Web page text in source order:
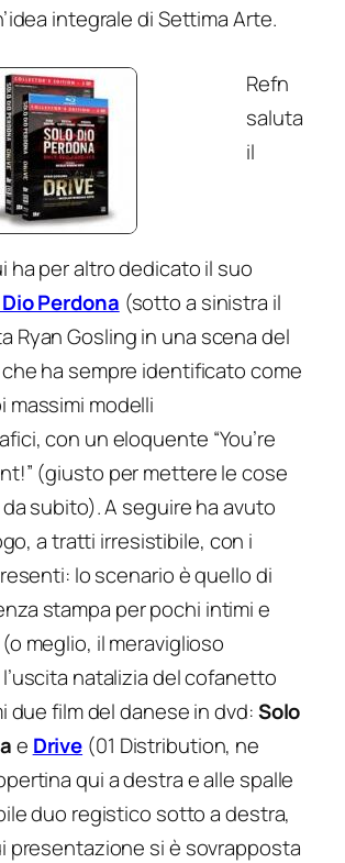
integrale di Settima Arte.
Refn
saluta
il
ha per altro dedicato il suo
Perdona (sotto a sinistra il
Ryan Gosling in una scena del
che ha sempre identificato come
massimi modelli
con un eloquente “You’re
(giusto per mettere le cose
subito). A seguire ha avuto
a tratti irresistibile, con i
lo scenario è quello di
stampa per pochi intimi e
meglio, il meraviglioso
natalizia del cofanetto
due film del danese in dvd:Solo
e Drive (01 Distribution, ne
qui a destra e alle spalle
duo registico sotto a destra,
presentazione si è sovrapposta